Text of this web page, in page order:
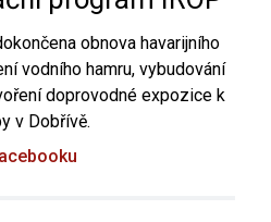
obnova havarijního
vodního hamru, vybudování
doprovodné expozice k
v Dobřívě.